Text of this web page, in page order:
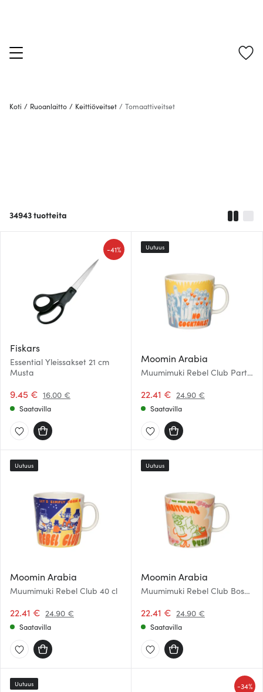
Koti / Ruoanlaitto / Keittiöveitset / Tomaattiveitset
34943tuotteita
Fiskars
Essential Yleissakset 21 cm
Musta
9.45 € 16.00 €
-41%
Saatavilla
Moomin Arabia
Muumimuki Rebel Club Party
22.41 € 24.90 €
Uutuus
Saatavilla
Moomin Arabia
Muumimuki Rebel Club 40 cl
22.41 € 24.90 €
Uutuus
Saatavilla
Moomin Arabia
Muumimuki Rebel Club Boss
22.41 € 24.90 €
Uutuus
Saatavilla
Uutuus -34%